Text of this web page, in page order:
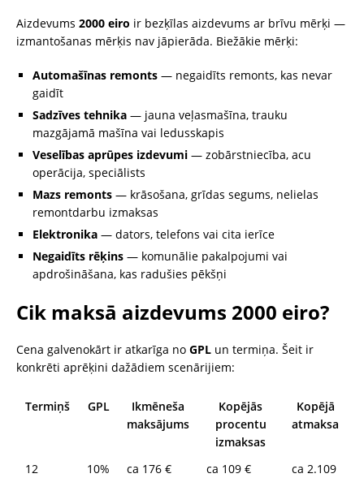
Aizdevums 2000 eiro ir bezķīlas aizdevums ar brīvu mērķi —
izmantošanas mērķis nav jāpierāda. Biežākie mērķi:
Automašīnas remonts — negaidīts remonts, kas nevar
gaidīt
Sadzīves tehnika — jauna veļasmašīna, trauku
mazgājamā mašīna vai ledusskapis
Veselības aprūpes izdevumi — zobārstniecība, acu
operācija, speciālists
Mazs remonts — krāsošana, grīdas segums, nelielas
remontdarbu izmaksas
Elektronika — dators, telefons vai cita ierīce
Negaidīts rēķins — komunālie pakalpojumi vai
apdrošināšana, kas radušies pēkšņi
Cik maksā aizdevums 2000 eiro?
Cena galvenokārt ir atkarīga no GPL un termiņa. Šeit ir
konkrēti aprēķini dažādiem scenārijiem:
Termiņš GPL
Ikmēneša
maksājums
Kopējās
procentu
izmaksas
Kopējā
atmaksa
12
10% ca 176 € ca 109 €
ca 2.109